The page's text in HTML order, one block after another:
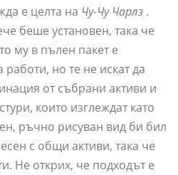
е целта на Чу-Чу Чарлз .
беше установен, така че
му в пълен пакет е
но те не искат да
от събрани активи и
които изглеждат като
ръчно рисуван вид би бил
с общи активи, така че
Не открих, че подходът е